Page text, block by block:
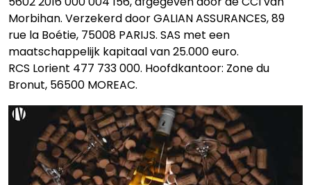
Morbihan. Verzekerd door GALIAN ASSURANCES, 89
rue la Boétie, 75008 PARIJS. SAS met een
maatschappelijk kapitaal van 25.000 euro.
RCS Lorient 477 733 000. Hoofdkantoor: Zone du
Bronut, 56500 MOREAC.